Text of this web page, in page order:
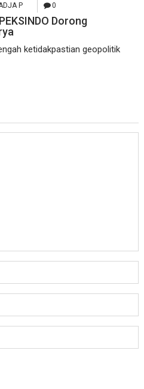
P 0
Dorong
ketidakpastian geopolitik